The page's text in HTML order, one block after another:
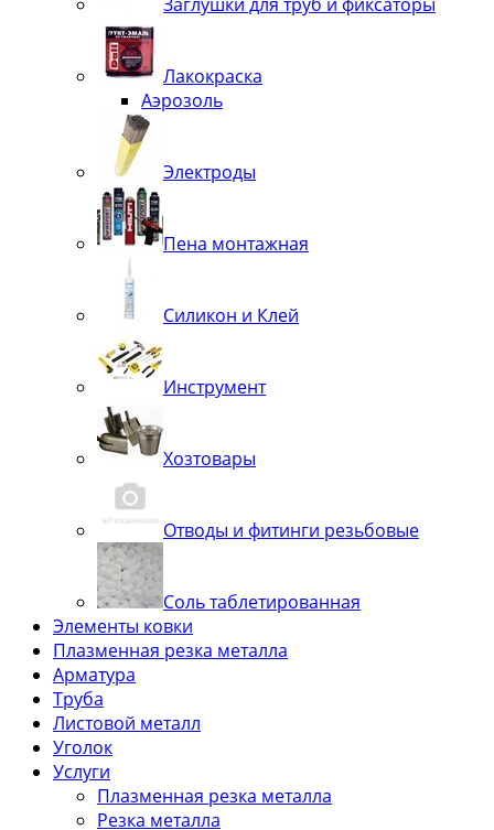
Лакокраска
Аэрозоль
Электроды
Пена монтажная
Силикон и Клей
Инструмент
Хозтовары
Отводы и фитинги резьбовые
Соль таблетированная
Элементы ковки
Плазменная резка металла
Арматура
Труба
Листовой металл
Уголок
Услуги
Плазменная резка металла
Резка металла